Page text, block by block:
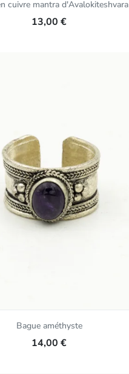
cuivre mantra d'Avalokiteshvara
13,00 €
Bague améthyste
14,00 €